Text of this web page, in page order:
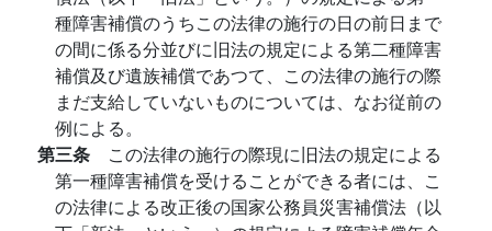
種障害補償のうちこの法律の施行の日の前日まで
の間に係る分並びに旧法の規定による第二種障害
補償及び遺族補償であつて、この法律の施行の際
まだ支給していないものについては、なお従前の
例による。
第三条 この法律の施行の際現に旧法の規定による
第一種障害補償を受けることができる者には、こ
の法律による改正後の国家公務員災害補償法（以